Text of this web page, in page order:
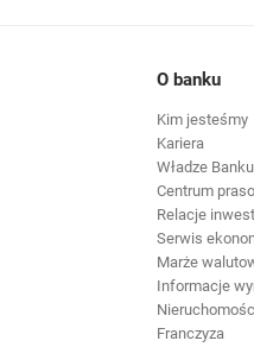
O banku
Kim jesteśmy
Kariera
Władze
Centrum
Relacje
Serwis
Marże
Informacje
Franczyza